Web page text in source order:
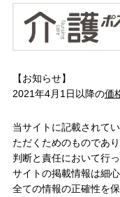
【お知らせ】
2021年4月1日以降の価
当サイトに記載されて
ただくためのものであ
判断と責任において行
サイトの掲載情報は細
全ての情報の正確性を